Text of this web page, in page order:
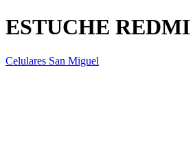
ESTUCHE REDMI
Celulares San Miguel